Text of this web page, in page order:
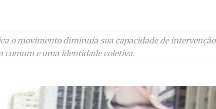
o movimento diminuía sua capacidade de intervenção
comum e uma identidade coletiva.